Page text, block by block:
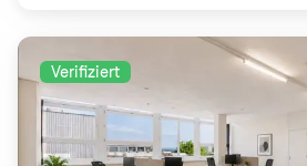
Verifiziert